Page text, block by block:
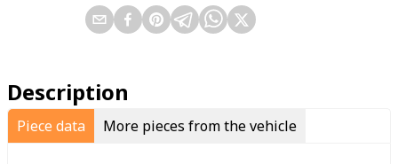
Description
Piece data More pieces from the vehicle